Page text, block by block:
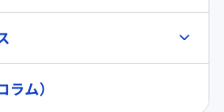
ム）